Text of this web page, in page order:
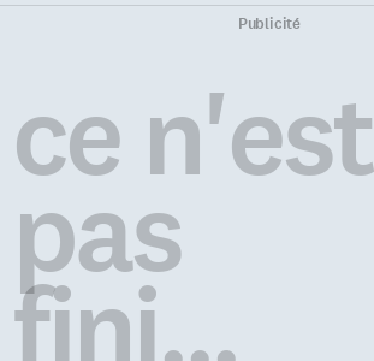
Publicité
ce n'est
pas
fini...